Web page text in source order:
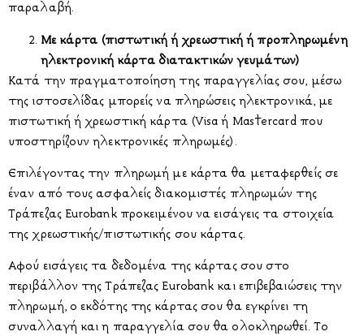
παραλαβή.
Με κάρτα (πιστωτική ή χρεωστική ή προπληρωμένη
ηλεκτρονική κάρτα διατακτικών γευμάτων)
Κατά την πραγματοποίηση της παραγγελίας σου, μέσω
της ιστοσελίδας μπορείς να πληρώσεις ηλεκτρονικά, με
πιστωτική ή χρεωστική κάρτα (Visa ή Mastercard που
υποστηρίζουν ηλεκτρονικές πληρωμές).
Επιλέγοντας την πληρωμή με κάρτα θα μεταφερθείς σε
έναν από τους ασφαλείς διακομιστές πληρωμών της
Τράπεζας Eurobank προκειμένου να εισάγεις τα στοιχεία
της χρεωστικής/πιστωτικής σου κάρτας.
Αφού εισάγεις τα δεδομένα της κάρτας σου στο
περιβάλλον της Τράπεζας Eurobank και επιβεβαιώσεις την
πληρωμή, ο εκδότης της κάρτας σου θα εγκρίνει τη
συναλλαγή και η παραγγελία σου θα ολοκληρωθεί. Tο